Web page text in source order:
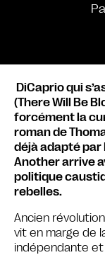
DiCaprio qui
(There Will Be
forcément la
roman de
déjà adapté par
Another arrive
politique
rebelles.
Ancien
vit en marge de
indépendante et